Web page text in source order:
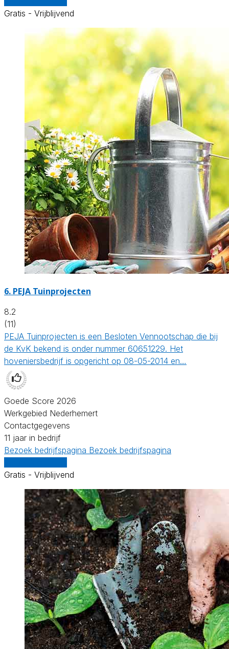
Gratis - Vrijblijvend
6. PEJA Tuinprojecten
8.2
(11)
PEJA Tuinprojecten is een Besloten Vennootschap die bij
de KvK bekend is onder nummer 60651229. Het
hoveniersbedrijf is opgericht op 08-05-2014 en…
Goede Score 2026
Werkgebied Nederhemert
Contactgegevens
11 jaar in bedrijf
Bezoek bedrijfspagina Bezoek bedrijfspagina
Gratis - Vrijblijvend